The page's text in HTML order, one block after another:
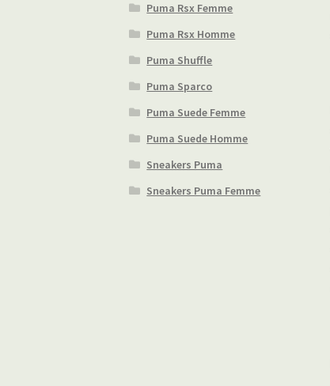
Puma Rsx Femme
Puma Rsx Homme
Puma Shuffle
Puma Sparco
Puma Suede Femme
Puma Suede Homme
Sneakers Puma
Sneakers Puma Femme